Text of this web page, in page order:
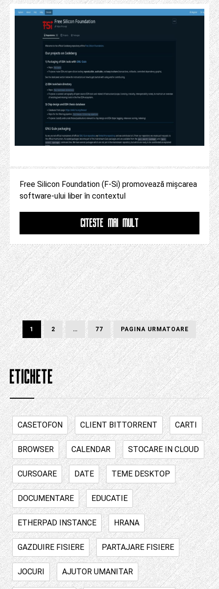
Free Silicon Foundation (F-Si) promovează mișcarea
software-ului liber în contextul
CITESTE MAI MULT
Postează
paginarea
PAGINĂ 1
PAGINĂ 2 …
PAGINĂ 77 PAGINA URMATOARE
PAGINA
URMĂTOARE
ETICHETE
CASETOFON CLIENT BITTORRENT CARTI
BROWSER CALENDAR STOCARE IN CLOUD
CURSOARE DATE TEME DESKTOP
DOCUMENTARE EDUCATIE
ETHERPAD INSTANCE HRANA
GAZDUIRE FISIERE PARTAJARE FISIERE
JOCURI AJUTOR UMANITAR